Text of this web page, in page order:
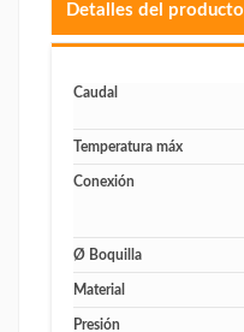
Detalles del producto
Caudal
Temperatura máx
Conexión
Ø Boquilla
Material
Presión